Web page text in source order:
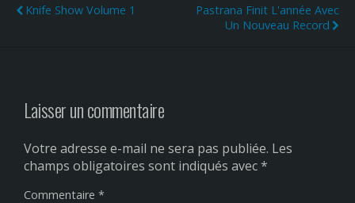
Knife Show Volume 1
Pastrana Finit L'année Avec
Un Nouveau Record
Laisser un commentaire
Votre adresse e-mail ne sera pas publiée. Les
champs obligatoires sont indiqués avec*
Commentaire *